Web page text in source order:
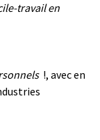
travail en
!, avec en